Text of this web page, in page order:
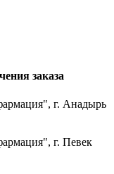
заказа
г. Анадырь
г. Певек